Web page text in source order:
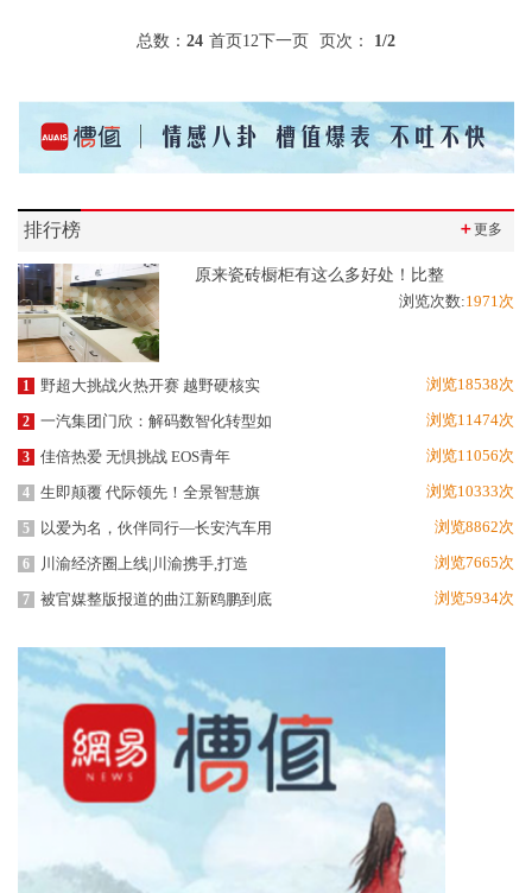
总数： 24 首页12下一页 页次： 1/2
排行榜 ＋更多
原来瓷砖橱柜有这么多好处！比整
浏览次数:1971次
1 野超大挑战火热开赛 越野硬核实 浏览18538次
2 一汽集团门欣：解码数智化转型如 浏览11474次
3 佳倍热爱 无惧挑战 EOS青年 浏览11056次
4 生即颠覆 代际领先！全景智慧旗 浏览10333次
5 以爱为名，伙伴同行—长安汽车用 浏览8862次
6 川渝经济圈上线|川渝携手,打造 浏览7665次
7 被官媒整版报道的曲江新鸥鹏到底 浏览5934次